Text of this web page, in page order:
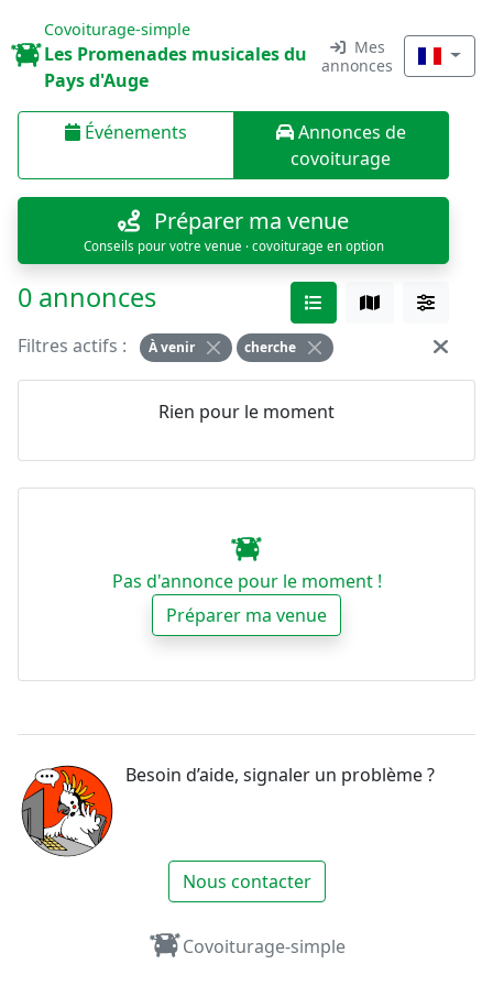
Covoiturage-simple
Les Promenades musicales du
Pays d'Auge
Mes
annonces
Événements
Annonces de
covoiturage
Préparer ma venue
Conseils pour votre venue · covoiturage en option
0 annonces
Filtres actifs : À venir cherche
Rien pour le moment
Pas d'annonce pour le moment !
Préparer ma venue
Besoin d’aide, signaler un problème ?
Nous contacter
Covoiturage-simple